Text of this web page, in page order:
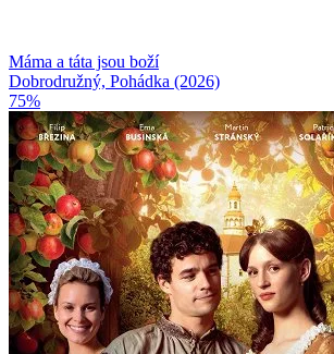
Máma a táta jsou boží
Dobrodružný, Pohádka (2026)
75%